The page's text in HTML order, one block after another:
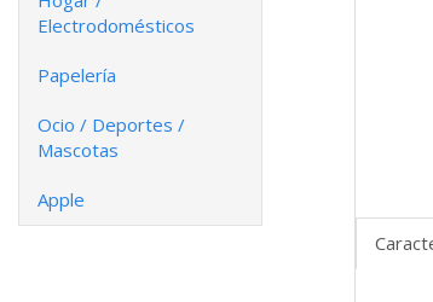
Electrodomésticos
Papelería
Ocio / Deportes /
Mascotas
Apple